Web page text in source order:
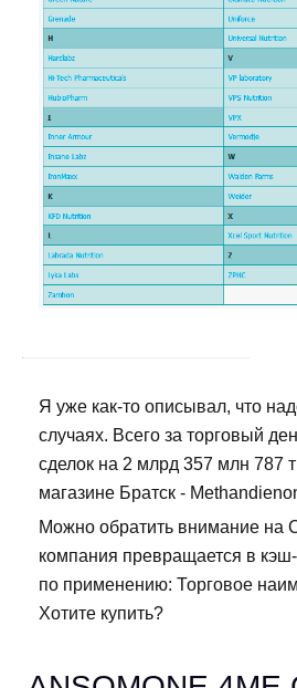
Я уже как-то описывал, что
случаях. Всего за торговый
сделок на 2 млрд 357 млн 787
магазине Братск -
Можно обратить внимание на
компания превращается в
по применению: Торговое
Хотите купить?